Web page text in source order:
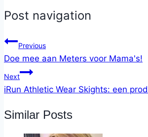
Post navigation
Previous
Doe mee aan Meters voor Mama's!
Next
iRun Athletic Wear Skights: een
Similar Posts